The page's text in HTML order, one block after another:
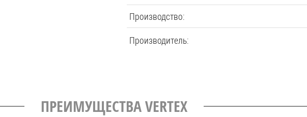
Производство:
Производитель:
ПРЕИМУЩЕСТВА VERTEX